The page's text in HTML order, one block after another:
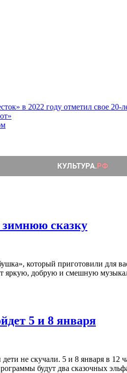
в 2022 году отметил свое 20-
зимнюю сказку
который приготовили для
яркую, добрую и смешную
5 и 8 января
не скучали. 5 и 8 января в 12
будут два сказочных